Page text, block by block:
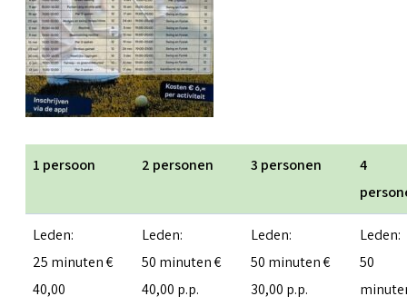
1 persoon 2 personen 3 personen
4
Leden:
25 minuten €
40,00
Leden:
50 minuten €
40,00 p.p.
Leden:
50 minuten €
30,00 p.p.
Leden:
50